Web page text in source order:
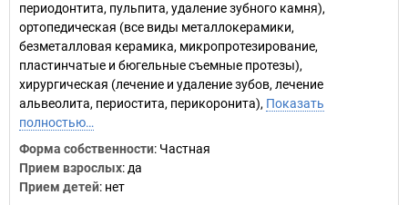
периодонтита, пульпита, удаление зубного камня),
ортопедическая (все виды металлокерамики,
безметалловая керамика, микропротезирование,
пластинчатые и бюгельные съемные протезы),
хирургическая (лечение и удаление зубов, лечение
альвеолита, периостита, перикоронита), Показать
полностью…
Форма собственности: Частная
Прием взрослых: да
Прием детей: нет